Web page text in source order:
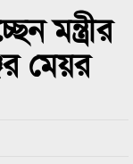
গ্রুপ থিয়েটার
মন্ত্রীর
মেয়র